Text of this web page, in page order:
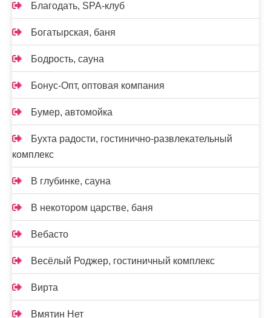
Благодать, SPA-клуб
Богатырская, баня
Бодрость, сауна
Бонус-Опт, оптовая компания
Бумер, автомойка
Бухта радости, гостинично-развлекательный
комплекс
В глубинке, сауна
В некотором царстве, баня
Вебасто
Весёлый Роджер, гостиничный комплекс
Вирта
Вмятин Нет